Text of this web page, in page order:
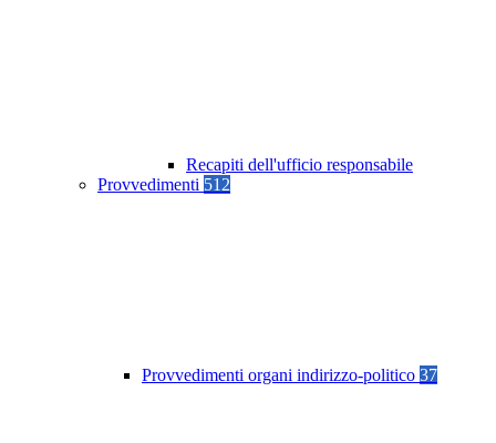
Recapiti dell'ufficio responsabile
Provvedimenti 512
Provvedimenti organi indirizzo-politico 37